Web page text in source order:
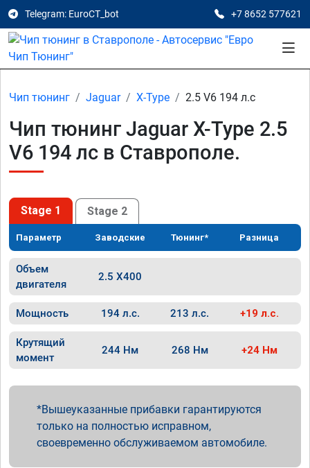
Telegram: EuroCT_bot +7 8652 577621
Чип тюнинг Jaguar X-Type 2.5 V6 194 л.с
Чип тюнинг Jaguar X-Type 2.5
V6 194 лс в Ставрополе.
Stage 1 Stage 2
Параметр Заводские Тюнинг* Разница
Объем
двигателя
2.5 X400
Мощность 194 л.с. 213 л.с. +19 л.с.
Крутящий
момент
244 Нм 268 Нм +24 Нм
Вышеуказанные прибавки гарантируются
только на полностью исправном,
своевременно обслуживаемом автомобиле.